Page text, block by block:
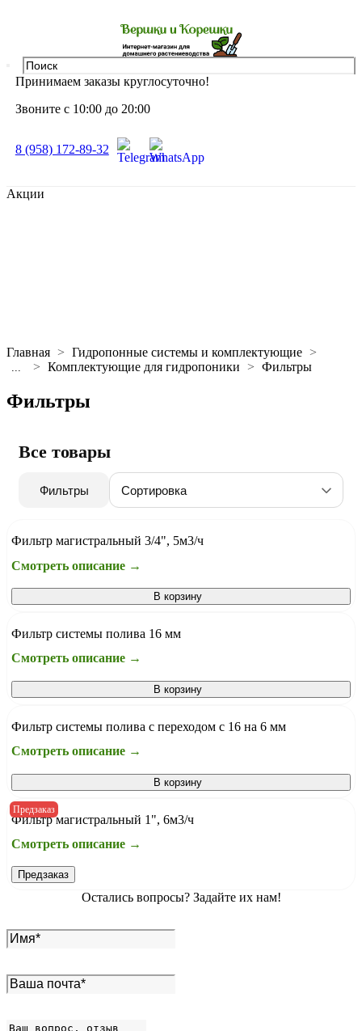
Принимаем заказы круглосуточно!
Звоните с 10:00 до 20:00
8 (958) 172-89-32
Акции
Главная Гидропонные системы и комплектующие
... Комплектующие для гидропоники Фильтры
Фильтры
Все товары
Фильтры
Фильтр магистральный 3/4", 5м3/ч
Смотреть описание →
В корзину
Фильтр системы полива 16 мм
Смотреть описание →
В корзину
Фильтр системы полива с переходом с 16 на 6 мм
Смотреть описание →
В корзину
Предзаказ
Фильтр магистральный 1", 6м3/ч
Смотреть описание →
Предзаказ
Остались вопросы? Задайте их нам!